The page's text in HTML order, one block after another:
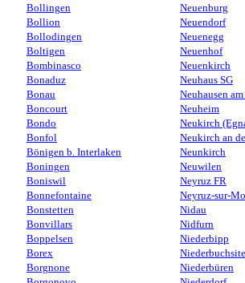
Bollingen
Bollion
Bollodingen
Boltigen
Bombinasco
Bonaduz
Bonau
Boncourt
Bondo
Bonfol
Bönigen b. Interlaken
Boningen
Boniswil
Bonnefontaine
Bonstetten
Bonvillars
Boppelsen
Borex
Borgnone
Neuenburg
Neuendorf
Neuenegg
Neuenhof
Neuenkirch
Neuhaus SG
Neuhausen
Neuheim
Neukirch
Neukirch an
Neunkirch
Neuwilen
Neyruz FR
Neyruz-sur-
Nidau
Nidfurn
Niederbipp
Niederbüren